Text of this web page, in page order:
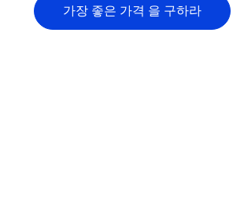
가장 좋은 가격 을 구하라